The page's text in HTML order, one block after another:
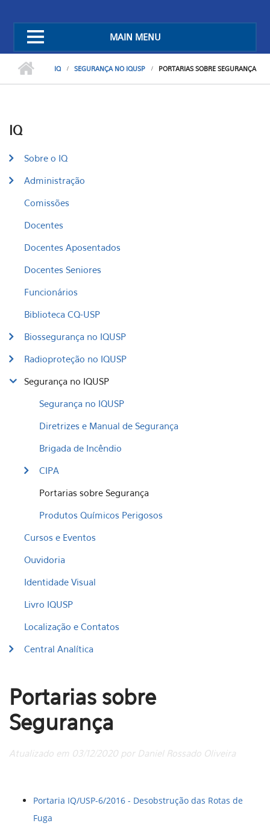
MAIN MENU
IQ SEGURANÇA NO IQUSP PORTARIAS SOBRE SEGURANÇA
IQ
Sobre o IQ
Administração
Comissões
Docentes
Docentes Aposentados
Docentes Seniores
Funcionários
Biblioteca CQ-USP
Biossegurança no IQUSP
Radioproteção no IQUSP
Segurança no IQUSP
Segurança no IQUSP
Diretrizes e Manual de Segurança
Brigada de Incêndio
CIPA
Portarias sobre Segurança
Produtos Químicos Perigosos
Cursos e Eventos
Ouvidoria
Identidade Visual
Livro IQUSP
Localização e Contatos
Central Analítica
Portarias sobre
Segurança
Atualizado em 03/12/2020 por Daniel Rossado Oliveira
Portaria IQ/USP-6/2016 - Desobstrução das Rotas de
Fuga